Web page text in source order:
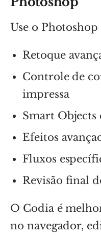
Use o
Retoque
Controle de
impressa
Smart Objects
Efeitos
Fluxos
Revisão final
O Codia é
no navegador,